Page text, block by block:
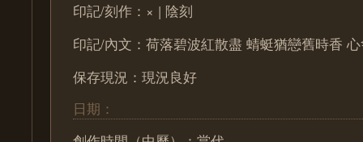
印記/刻作：× | 陰刻
印記/內文：荷落碧波紅散盡 蜻蜓猶戀舊時香
保存現況：現況良好
日期：